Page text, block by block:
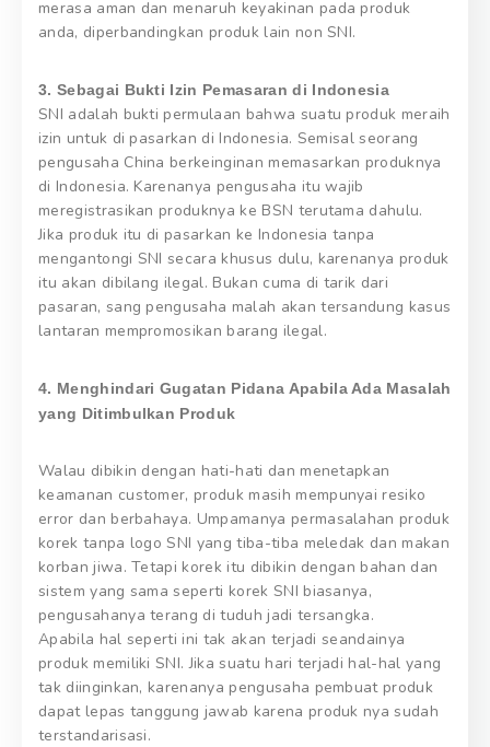
merasa aman dan menaruh keyakinan pada produk
anda, diperbandingkan produk lain non SNI.
3. Sebagai Bukti Izin Pemasaran di Indonesia
SNI adalah bukti permulaan bahwa suatu produk meraih
izin untuk di pasarkan di Indonesia. Semisal seorang
pengusaha China berkeinginan memasarkan produknya
di Indonesia. Karenanya pengusaha itu wajib
meregistrasikan produknya ke BSN terutama dahulu.
Jika produk itu di pasarkan ke Indonesia tanpa
mengantongi SNI secara khusus dulu, karenanya produk
itu akan dibilang ilegal. Bukan cuma di tarik dari
pasaran, sang pengusaha malah akan tersandung kasus
lantaran mempromosikan barang ilegal.
4. Menghindari Gugatan Pidana Apabila Ada Masalah
yang Ditimbulkan Produk
Walau dibikin dengan hati-hati dan menetapkan
keamanan customer, produk masih mempunyai resiko
error dan berbahaya. Umpamanya permasalahan produk
korek tanpa logo SNI yang tiba-tiba meledak dan makan
korban jiwa. Tetapi korek itu dibikin dengan bahan dan
sistem yang sama seperti korek SNI biasanya,
pengusahanya terang di tuduh jadi tersangka.
Apabila hal seperti ini tak akan terjadi seandainya
produk memiliki SNI. Jika suatu hari terjadi hal-hal yang
tak diinginkan, karenanya pengusaha pembuat produk
dapat lepas tanggung jawab karena produk nya sudah
terstandarisasi.